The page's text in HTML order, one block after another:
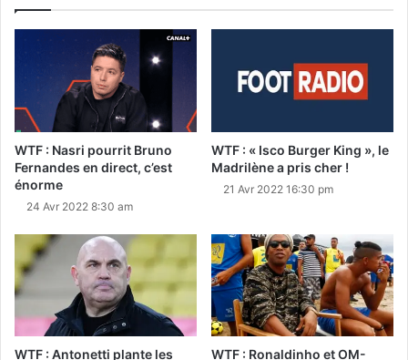
WTF : Nasri pourrit Bruno
Fernandes en direct, c’est
énorme
24 Avr 2022 8:30 am
WTF : « Isco Burger King », le
Madrilène a pris cher !
21 Avr 2022 16:30 pm
WTF : Antonetti plante les WTF : Ronaldinho et OM-